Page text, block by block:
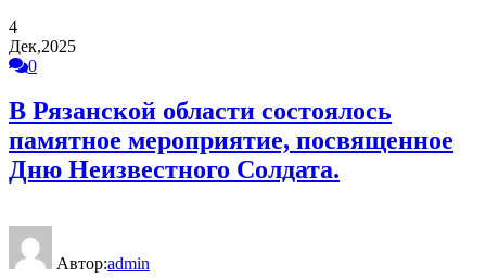
4
Дек,2025
0
В Рязанской области состоялось
памятное мероприятие, посвященное
Дню Неизвестного Солдата.
Автор:admin